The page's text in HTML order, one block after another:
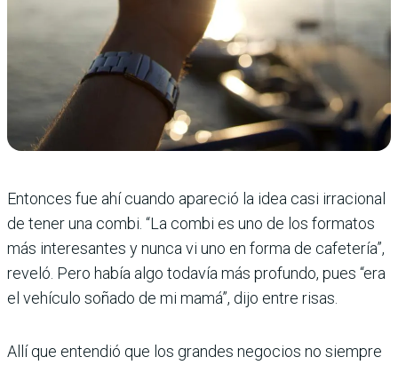
Entonces fue ahí cuando apareció la idea casi irracional
de tener una combi. “La combi es uno de los formatos
más interesantes y nunca vi uno en forma de cafetería”,
reveló. Pero había algo todavía más profundo, pues “era
el vehículo soñado de mi mamá”, dijo entre risas.
Allí que entendió que los grandes negocios no siempre